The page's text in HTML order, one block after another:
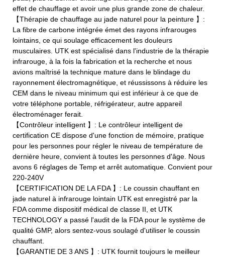
effet de chauffage et avoir une plus grande zone de chaleur.
【Thérapie de chauffage au jade naturel pour la peinture 】:
La fibre de carbone intégrée émet des rayons infrarouges
lointains, ce qui soulage efficacement les douleurs
musculaires. UTK est spécialisé dans l'industrie de la thérapie
infrarouge, à la fois la fabrication et la recherche et nous
avions maîtrisé la technique mature dans le blindage du
rayonnement électromagnétique, et réussissons à réduire les
CEM dans le niveau minimum qui est inférieur à ce que de
votre téléphone portable, réfrigérateur, autre appareil
électroménager ferait.
【Contrôleur intelligent 】: Le contrôleur intelligent de
certification CE dispose d'une fonction de mémoire, pratique
pour les personnes pour régler le niveau de température de
dernière heure, convient à toutes les personnes d'âge. Nous
avons 6 réglages de Temp et arrêt automatique. Convient pour
220-240V
【CERTIFICATION DE LA FDA 】: Le coussin chauffant en
jade naturel à infrarouge lointain UTK est enregistré par la
FDA comme dispositif médical de classe II, et UTK
TECHNOLOGY a passé l'audit de la FDA pour le système de
qualité GMP, alors sentez-vous soulagé d'utiliser le coussin
chauffant.
【GARANTIE DE 3 ANS 】: UTK fournit toujours le meilleur